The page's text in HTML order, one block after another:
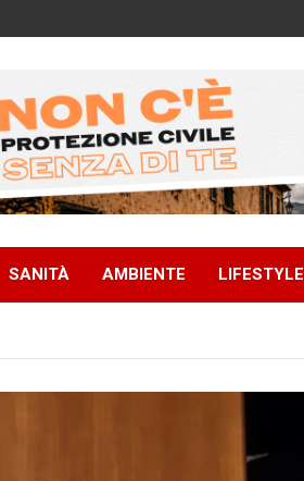
SANITÀ AMBIENTE LIFESTYLE